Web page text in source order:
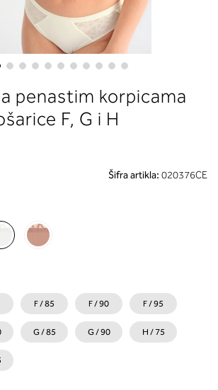
penastim korpicama
F, G i H
Šifra artikla: 020376CE
F / 85 F / 90 F / 95
G / 85 G / 90 H / 75
koja dubina korpe odgovara vašoj
(A, B...) - potražite u koloni koju ste
naveli sa obimom grudi.